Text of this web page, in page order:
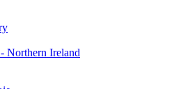
Northern Ireland